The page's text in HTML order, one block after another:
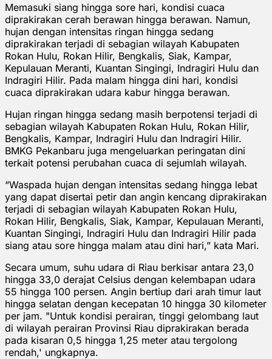
Memasuki siang hingga sore hari, kondisi cuaca
diprakirakan cerah berawan hingga berawan. Namun,
hujan dengan intensitas ringan hingga sedang
diprakirakan terjadi di sebagian wilayah Kabupaten
Rokan Hulu, Rokan Hilir, Bengkalis, Siak, Kampar,
Kepulauan Meranti, Kuantan Singingi, Indragiri Hulu dan
Indragiri Hilir. Pada malam hingga dini hari, kondisi
cuaca diprakirakan udara kabur hingga berawan.
Hujan ringan hingga sedang masih berpotensi terjadi di
sebagian wilayah Kabupaten Rokan Hulu, Rokan Hilir,
Bengkalis, Kampar, Indragiri Hulu dan Indragiri Hilir.
BMKG Pekanbaru juga mengeluarkan peringatan dini
terkait potensi perubahan cuaca di sejumlah wilayah.
“Waspada hujan dengan intensitas sedang hingga lebat
yang dapat disertai petir dan angin kencang diprakirakan
terjadi di sebagian wilayah Kabupaten Rokan Hulu,
Rokan Hilir, Bengkalis, Siak, Kampar, Kepulauan Meranti,
Kuantan Singingi, Indragiri Hulu dan Indragiri Hilir pada
siang atau sore hingga malam atau dini hari,” kata Mari.
Secara umum, suhu udara di Riau berkisar antara 23,0
hingga 33,0 derajat Celsius dengan kelembapan udara
55 hingga 100 persen. Angin bertiup dari arah timur laut
hingga selatan dengan kecepatan 10 hingga 30 kilometer
per jam. "Untuk kondisi perairan, tinggi gelombang laut
di wilayah perairan Provinsi Riau diprakirakan berada
pada kisaran 0,5 hingga 1,25 meter atau tergolong
rendah,' ungkapnya.